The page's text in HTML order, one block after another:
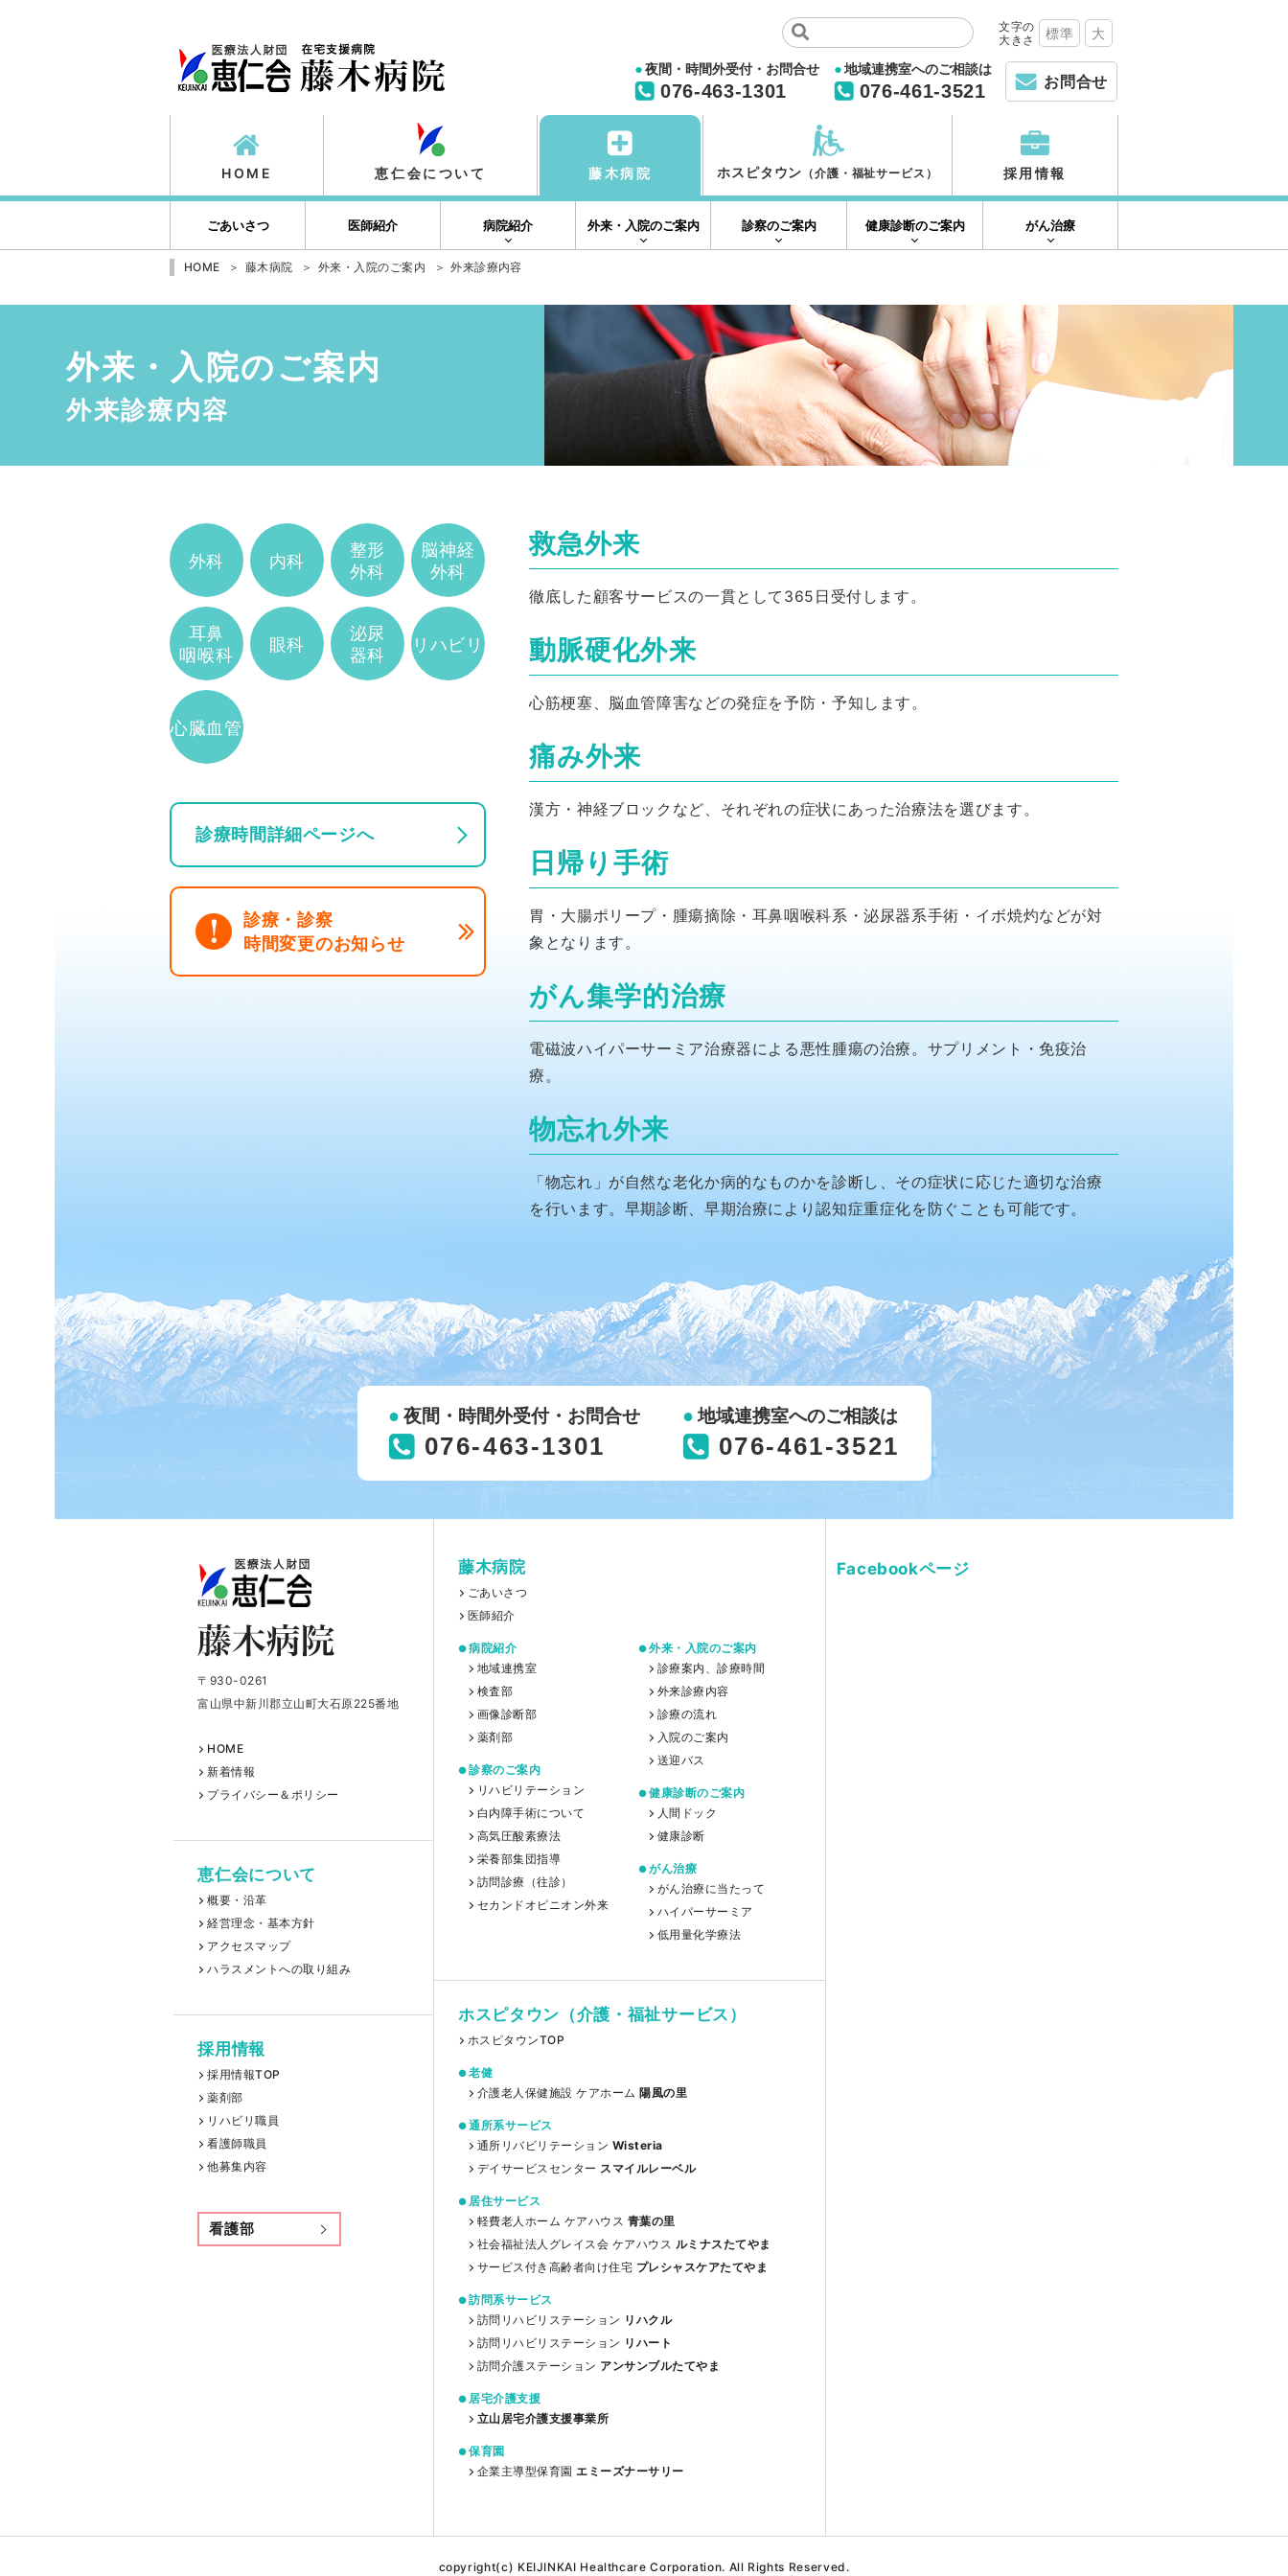
文字の
大きさ
標準 大
夜間・時間外受付・お問合せ
076-463-1301
地域連携室へのご相談は
076-461-3521 お問合せ
HOME 恵仁会について 藤木病院
ごあいさつ 医師紹介 病院紹介 外来・入院のご案内 診察のご案内 健康診断のご案内 がん治療
ホスピタウン （介護・福祉サービス） 採用情報
HOME 藤木病院 外来・入院のご案内 外来診療内容
外来・入院のご案内
外来診療内容
外科 内科
整形
外科
脳神経
外科
耳鼻
咽喉科
眼科
泌尿
器科
リハビリ
心臓血管
診療時間詳細ページへ
診療・診察
時間変更のお知らせ
救急外来
徹底した顧客サービスの一貫として365日受付します。
動脈硬化外来
心筋梗塞、脳血管障害などの発症を予防・予知します。
痛み外来
漢方・神経ブロックなど、それぞれの症状にあった治療法を選びます。
日帰り手術
胃・大腸ポリープ・腫瘍摘除・耳鼻咽喉科系・泌尿器系手術・イボ焼灼などが対
象となります。
がん集学的治療
電磁波ハイパーサーミア治療器による悪性腫瘍の治療。サプリメント・免疫治
療。
物忘れ外来
「物忘れ」が自然な老化か病的なものかを診断し、その症状に応じた適切な治療
を行います。早期診断、早期治療により認知症重症化を防ぐことも可能です。
夜間・時間外受付・お問合せ
076-463-1301
地域連携室へのご相談は
076-461-3521
〒930-0261
富山県中新川郡立山町大石原225番地
HOME
新着情報
プライバシー＆ポリシー
恵仁会について
概要・沿革
経営理念・基本方針
アクセスマップ
ハラスメントへの取り組み
採用情報
採用情報TOP
薬剤部
リハビリ職員
看護師職員
他募集内容
看護部
藤木病院
ごあいさつ
医師紹介
病院紹介
地域連携室
検査部
画像診断部
薬剤部
診察のご案内
リハビリテーション
白内障手術について
高気圧酸素療法
栄養部集団指導
訪問診療（往診）
セカンドオピニオン外来
外来・入院のご案内
診療案内、診療時間
外来診療内容
診療の流れ
入院のご案内
送迎バス
健康診断のご案内
人間ドック
健康診断
がん治療
がん治療に当たって
ハイパーサーミア
低用量化学療法
ホスピタウン（介護・福祉サービス）
ホスピタウンTOP
老健
介護老人保健施設 ケアホーム 陽風の里
通所系サービス
通所リバビリテーション Wisteria
デイサービスセンター スマイルレーベル
居住サービス
軽費老人ホーム ケアハウス 青葉の里
社会福祉法人グレイス会 ケアハウス ルミナスたてやま
サービス付き高齢者向け住宅 プレシャスケアたてやま
訪問系サービス
訪問リハビリステーション リハクル
訪問リハビリステーション リハート
訪問介護ステーション アンサンブルたてやま
居宅介護支援
立山居宅介護支援事業所
保育園
企業主導型保育園 エミーズナーサリー
Facebookページ
copyright(c) KEIJINKAI Healthcare Corporation. All Rights Reserved.